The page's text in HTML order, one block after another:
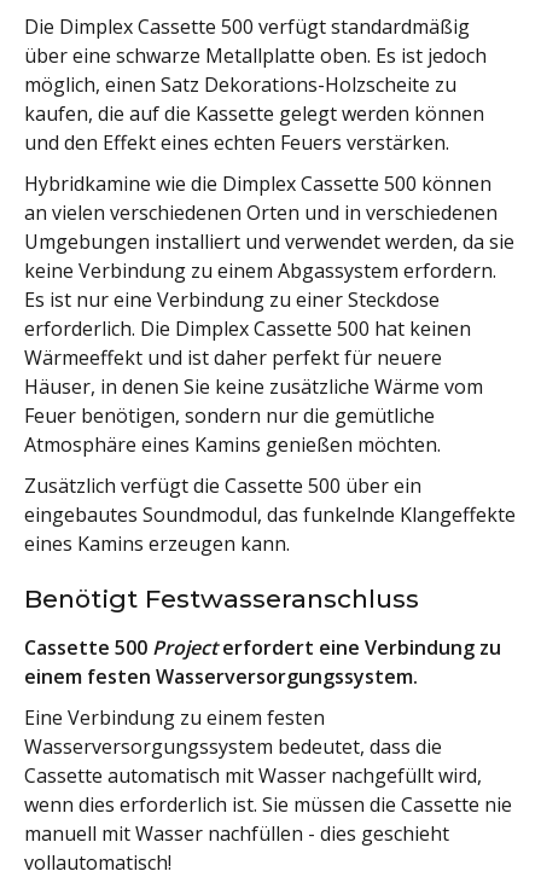
Die Dimplex Cassette 500 verfügt standardmäßig
über eine schwarze Metallplatte oben. Es ist jedoch
möglich, einen Satz Dekorations-Holzscheite zu
kaufen, die auf die Kassette gelegt werden können
und den Effekt eines echten Feuers verstärken.
Hybridkamine wie die Dimplex Cassette 500 können
an vielen verschiedenen Orten und in verschiedenen
Umgebungen installiert und verwendet werden, da sie
keine Verbindung zu einem Abgassystem erfordern.
Es ist nur eine Verbindung zu einer Steckdose
erforderlich. Die Dimplex Cassette 500 hat keinen
Wärmeeffekt und ist daher perfekt für neuere
Häuser, in denen Sie keine zusätzliche Wärme vom
Feuer benötigen, sondern nur die gemütliche
Atmosphäre eines Kamins genießen möchten.
Zusätzlich verfügt die Cassette 500 über ein
eingebautes Soundmodul, das funkelnde Klangeffekte
eines Kamins erzeugen kann.
Benötigt Festwasseranschluss
Cassette 500 Projecterfordert eine Verbindung zu
einem festen Wasserversorgungssystem.
Eine Verbindung zu einem festen
Wasserversorgungssystem bedeutet, dass die
Cassette automatisch mit Wasser nachgefüllt wird,
wenn dies erforderlich ist. Sie müssen die Cassette nie
manuell mit Wasser nachfüllen - dies geschieht
vollautomatisch!